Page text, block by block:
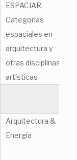
ESPACIAR.
Categorías
espaciales en
arquitectura y
otras disciplinas
artísticas
Arquitectura &
Energía